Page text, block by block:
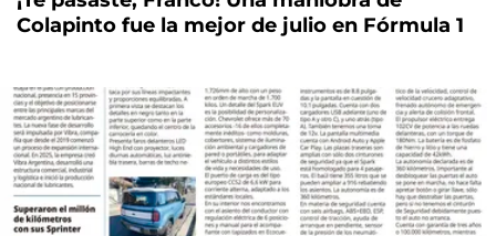
Colapinto fue la mejor de julio en Fórmula 1